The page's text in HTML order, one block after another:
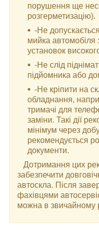
порушення ще
розгерметизацію).
-Не
мийка автомобіля
установок
-Не слід
підйомника або
-Не кріпити на
обладнання,
тримачі для
заміни. Такі дії
мінімум через
рекомендується
документи.
Дотримання цих
забезпечити
автоскла. Після
фахівцями
можна в звичайному